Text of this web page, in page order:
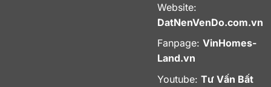
Website:
DatNenVenDo.com.vn
Fanpage: VinHomes-
Land.vn
Youtube: Tư Vấn Bất